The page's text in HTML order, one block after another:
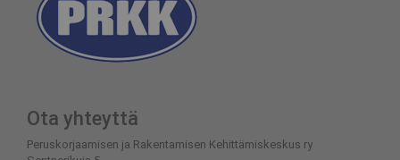
Ota yhteyttä
Peruskorjaamisen ja Rakentamisen Kehittämiskeskus ry